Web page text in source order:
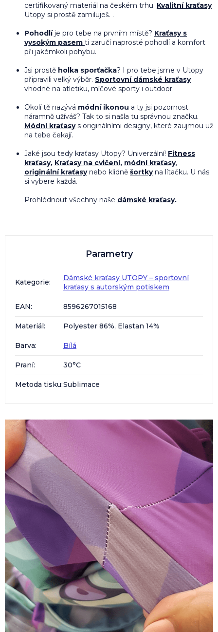
certifikovaný materiál na českém trhu. Kvalitní kraťasy
Utopy si prostě zamiluješ. .
Pohodlíje pro tebe na prvním místě? Kraťasy s
vysokým pasem ti zaručí naprosté pohodlí a komfort
při jakémkoli pohybu.
Jsi prostě holka sporťačka? I pro tebe jsme v Utopy
připravili velký výběr. Sportovní dámské kraťasy
vhodné na atletiku, míčové sporty i outdoor.
Okolí tě nazývá módní ikonou a ty jsi pozornost
náramně užíváš? Tak to si našla tu správnou značku.
Módní kraťasys originálními designy, které zaujmou už
na tebe čekají.
Jaké jsou tedy kraťasy Utopy? Univerzální! Fitness
kraťasy, Kraťasy na cvičení, módní kraťasy,
originální kraťasynebo klidně šortkyna lítačku. U nás
si vybere každá.
Prohlédnout všechny naše dámské kraťasy.
Parametry
Kategorie:
Dámské kraťasy UTOPY – sportovní
kraťasy s autorským potiskem
EAN: 8596267015168
Materiál: Polyester 86%, Elastan 14%
Barva: Bílá
Praní: 30°C
Metoda tisku:Sublimace